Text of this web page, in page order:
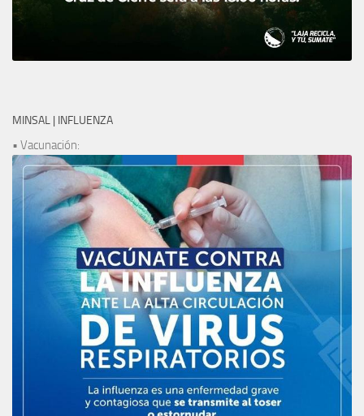
MINSAL | INFLUENZA
• Vacunación: